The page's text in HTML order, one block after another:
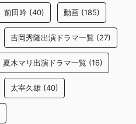
前田吟 (40) 動画 (185)
吉岡秀隆出演ドラマ一覧 (27)
夏木マリ出演ドラマ一覧 (16)
太宰久雄 (40)